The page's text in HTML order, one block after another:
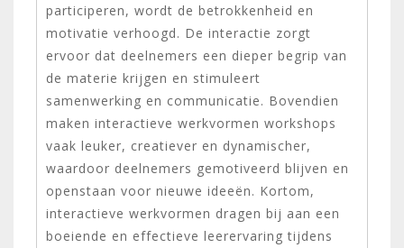
participeren, wordt de betrokkenheid en
motivatie verhoogd. De interactie zorgt
ervoor dat deelnemers een dieper begrip van
de materie krijgen en stimuleert
samenwerking en communicatie. Bovendien
maken interactieve werkvormen workshops
vaak leuker, creatiever en dynamischer,
waardoor deelnemers gemotiveerd blijven en
openstaan voor nieuwe ideeën. Kortom,
interactieve werkvormen dragen bij aan een
boeiende en effectieve leerervaring tijdens